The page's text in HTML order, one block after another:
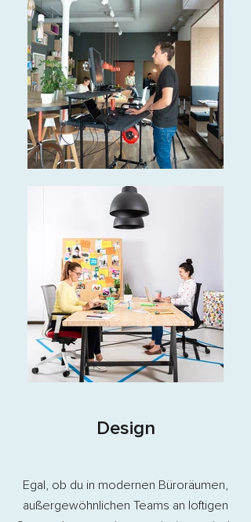
Design
Egal, ob du in modernen Büroräumen,
außergewöhnlichen Teams an loftigen